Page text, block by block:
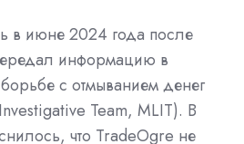
в июне 2024 года после
информацию в
с отмываниемденег
Team, MLIT). В
что TradeOgre не